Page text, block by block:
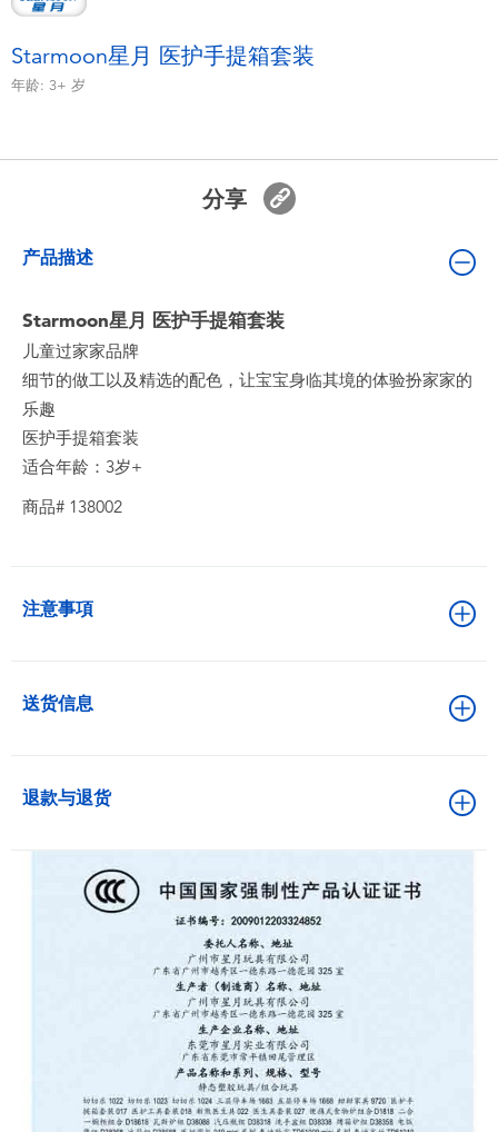
模仿，化妆及造型系列
夏日
新登场
Starmoon星月 医护手提箱套装
年龄: 3+ 岁
分享
产品描述
Starmoon星月 医护手提箱套装
儿童过家家品牌
细节的做工以及精选的配色，让宝宝身临其境的体验扮家家的
乐趣
医护手提箱套装
适合年龄：3岁+
商品# 138002
注意事項
送货信息
退款与退货